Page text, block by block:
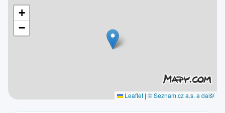
+
−
Leaflet | © Seznam.cz a.s. a další